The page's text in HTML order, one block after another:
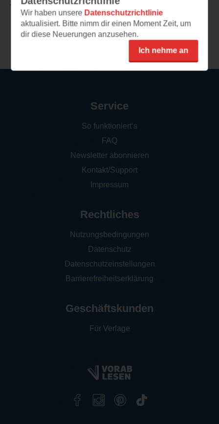
TEILEN
Weitere Rezensionen
Wir haben unsere Datenschutzrichtlinie
aktualisiert. Bitte nimm dir einen Moment Zeit, um
dir diese Neuerungen anzusehen.
Ich nehme an
Service
So funktioniert‘s
FAQ
Newsletter abonnieren
Kontakt/Support
Impressum
Rechtliches
Nutzungsbedingungen
Datenschutz
Datenschutzeinstellungen
Barrierefreiheitserklärung
Geschäftskunden
Für Verlage